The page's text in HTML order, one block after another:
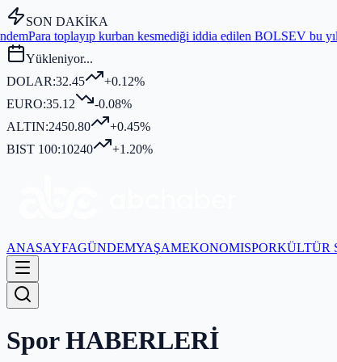
SON DAKİKA
iddia edilen BOLSEV bu yıl bağış toplamadıGündem
Yükleniyor...
DOLAR:32.45
+0.12%
EURO:35.12
-0.08%
ALTIN:2450.80
+0.45%
BIST 100:10240 +1.20%
ANASAYFAGÜNDEMYAŞAMEKONOMISPORKÜLTÜR
SporHABERLERİ